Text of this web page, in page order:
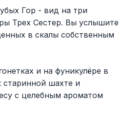
Гор - вид на три
Трех Сестер. Вы услышите
в скалы собственным
и на фуникулёре в
старинной шахте и
с целебным ароматом